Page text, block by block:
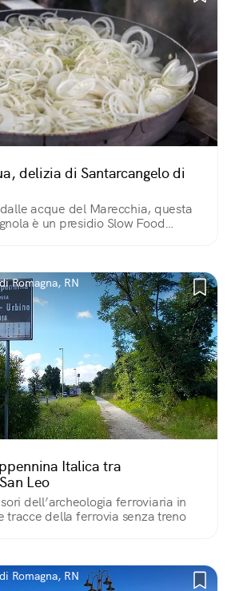
delizia di Santarcangelo di
acque del Marecchia, questa
è un presidio Slow Food
Romagna, RN
Italica tra
Leo
dell’archeologia ferroviaria in
tracce della ferrovia senza treno
Romagna, RN